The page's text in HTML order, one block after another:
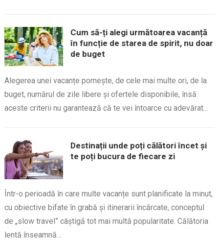
Cum să-ți alegi următoarea vacanță
în funcție de starea de spirit, nu doar
de buget
Alegerea unei vacanțe pornește, de cele mai multe ori, de la
buget, numărul de zile libere și ofertele disponibile, însă
aceste criterii nu garantează că te vei întoarce cu adevărat…
Destinații unde poți călători încet și
te poți bucura de fiecare zi
Într-o perioadă în care multe vacanțe sunt planificate la minut,
cu obiective bifate în grabă și itinerarii încărcate, conceptul
de „slow travel” câștigă tot mai multă popularitate. Călătoria
lentă înseamnă…